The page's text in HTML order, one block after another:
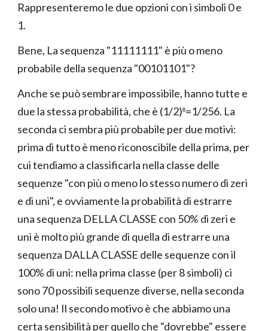
Rappresenteremo le due opzioni con i simboli 0 e
1.
Bene, La sequenza "11111111" è più o meno
probabile della sequenza "00101101"?
Anche se può sembrare impossibile, hanno tutte e
due la stessa probabilità, che è (1/2)8=1/256. La
seconda ci sembra più probabile per due motivi:
prima di tutto è meno riconoscibile della prima, per
cui tendiamo a classificarla nella classe delle
sequenze "con più o meno lo stesso numero di zeri
e di uni", e ovviamente la probabilità di estrarre
una sequenza DELLA CLASSE con 50% di zeri e
uni è molto più grande di quella di estrarre una
sequenza DALLA CLASSE delle sequenze con il
100% di uni: nella prima classe (per 8 simboli) ci
sono 70 possibili sequenze diverse, nella seconda
solo una! Il secondo motivo è che abbiamo una
certa sensibilità per quello che "dovrebbe" essere